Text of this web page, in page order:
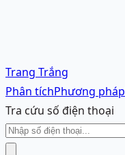
Trang Trắng
Phân tíchPhương pháp
Tra cứu số điện thoại